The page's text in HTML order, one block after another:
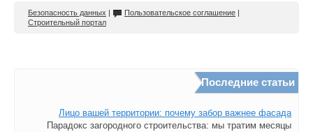
Безопасность данных | Пользовательское соглашение |
Строительный портал
Последние статьи
Лицо вашей территории: почему забор важнее фасада
Парадокс загородного строительства: мы тратим месяцы